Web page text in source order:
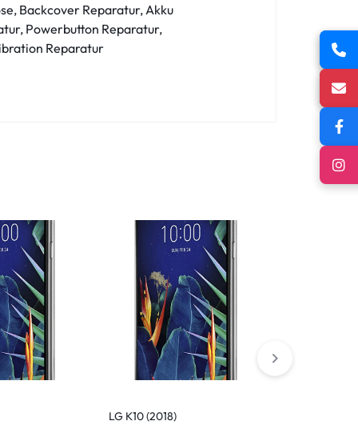
Backcover Reparatur, Akku
Powerbutton Reparatur,
Reparatur
LG K10 (2018)